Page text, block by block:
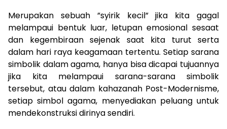
Merupakan sebuah ”syirik kecil” jika kita gagal
melampaui bentuk luar, letupan emosional sesaat
dan kegembiraan sejenak saat kita turut serta
dalam hari raya keagamaan tertentu. Setiap sarana
simbolik dalam agama, hanya bisa dicapai tujuannya
jika kita melampaui sarana-sarana simbolik
tersebut, atau dalam kahazanah Post-Modernisme,
setiap simbol agama, menyediakan peluang untuk
mendekonstruksi dirinya sendiri.